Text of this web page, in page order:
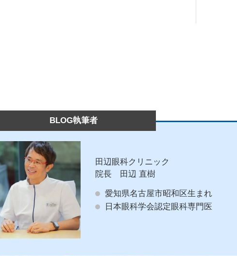
BLOG執筆者
田辺眼科クリニック
院長 田辺 直樹
愛知県名古屋市昭和区生まれ
日本眼科学会認定眼科専門医